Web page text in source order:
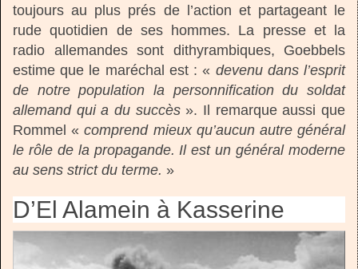
toujours au plus prés de l’action et partageant le
rude quotidien de ses hommes. La presse et la
radio allemandes sont dithyrambiques, Goebbels
estime que le maréchal est : « devenu dans l’esprit
de notre population la personnification du soldat
allemand qui a du succès». Il remarque aussi que
Rommel «comprend mieux qu’aucun autre général
le rôle de la propagande. Il est un général moderne
au sens strict du terme. »
D’El Alamein à Kasserine